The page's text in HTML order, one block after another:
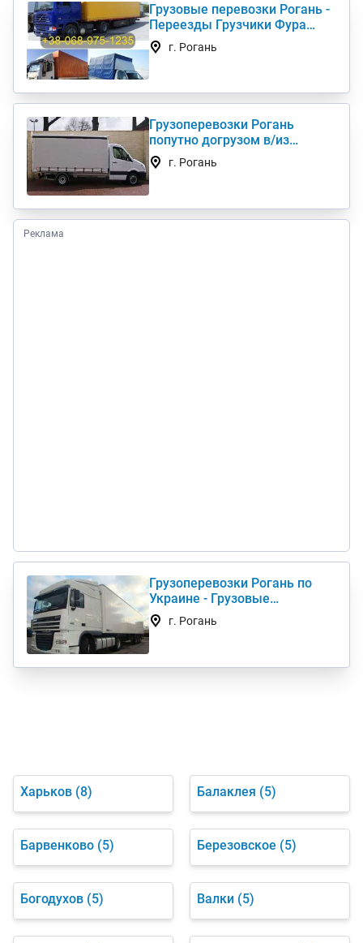
Грузовые перевозки Рогань -
Переезды Грузчики Фура
Газельг. Рогань
Грузоперевозки Рогань
попутно догрузом в/из
Киев(а) по Украине (нал,б/н)
г. Рогань
Реклама
Грузоперевозки Рогань по
Украине - Грузовые
автоперевозки дешево
г. Рогань
Харьков (8) Балаклея (5)
Барвенково (5) Березовское (5)
Богодухов (5) Валки (5)